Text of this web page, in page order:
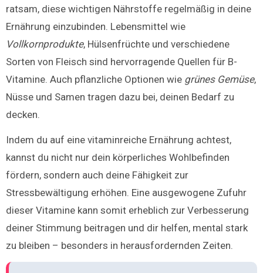
ratsam, diese wichtigen Nährstoffe regelmäßig in deine
Ernährung einzubinden. Lebensmittel wie
Vollkornprodukte, Hülsenfrüchte und verschiedene
Sorten von Fleisch sind hervorragende Quellen für B-
Vitamine. Auch pflanzliche Optionen wie grünes Gemüse,
Nüsse und Samen tragen dazu bei, deinen Bedarf zu
decken.
Indem du auf eine vitaminreiche Ernährung achtest,
kannst du nicht nur dein körperliches Wohlbefinden
fördern, sondern auch deine Fähigkeit zur
Stressbewältigung erhöhen. Eine ausgewogene Zufuhr
dieser Vitamine kann somit erheblich zur Verbesserung
deiner Stimmung beitragen und dir helfen, mental stark
zu bleiben – besonders in herausfordernden Zeiten.